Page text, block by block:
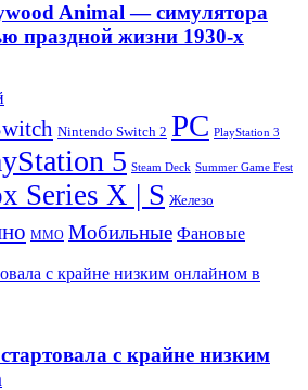
Animal — симулятора
праздной жизни 1930-х
Nintendo Switch 2 PC PlayStation 3
5 Steam Deck Summer Game Fest
Series X | S Железо
ММО Мобильные Фановые
с крайне низким онлайном в
с крайне низким